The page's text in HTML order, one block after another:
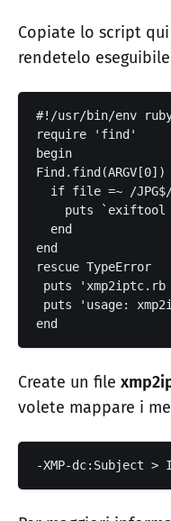
Copiate lo script
rendetelo
#!/usr/bin/env
require 'find'
begin
if file =~ /
puts `exiftool -
end
end
rescue TypeError
puts 'xmp2iptc.rb
puts 'usage:
end
Create un file
volete mappare i
-XMP-dc:Subject >